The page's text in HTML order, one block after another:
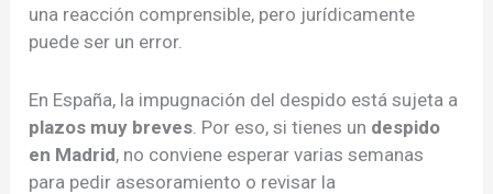
una reacción comprensible, pero jurídicamente
puede ser un error.
En España, la impugnación del despido está sujeta a
plazos muy breves . Por eso, si tienes un despido
en Madrid, no conviene esperar varias semanas
para pedir asesoramiento o revisar la